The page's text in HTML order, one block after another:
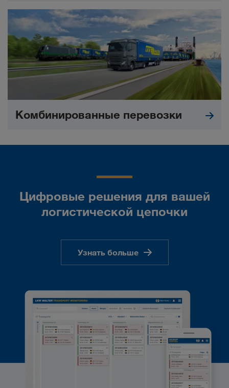
Комбинированные перевозки
Цифровые решения для вашей
логистической цепочки
Узнать больше